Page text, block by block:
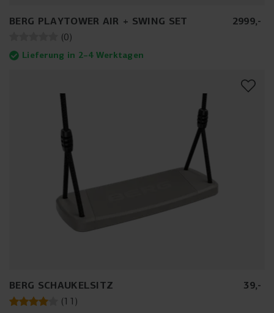
BERG PLAYTOWER AIR + SWING SET 2999,-
(0)
Lieferung in 2–4 Werktagen
BERG SCHAUKELSITZ 39,-
(11 )